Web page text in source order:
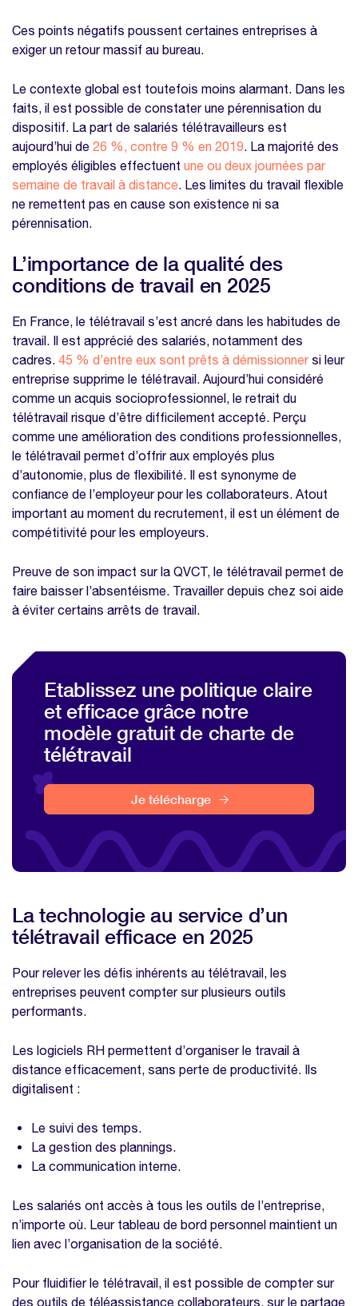
Modèle feuille de temps Excel
Ces points négatifs poussent certaines entreprises à
exiger un retour massif au bureau.
Le contexte global est toutefois moins alarmant. Dans les
faits, il est possible de constater une pérennisation du
dispositif. La part de salariés télétravailleurs est
aujourd’hui de 26 %, contre 9 % en 2019. La majorité des
employés éligibles effectuent une ou deux journées par
semaine de travail à distance. Les limites du travail flexible
ne remettent pas en cause son existence ni sa
pérennisation.
L’importance de la qualité des
conditions de travail en 2025
En France, le télétravail s’est ancré dans les habitudes de
travail. Il est apprécié des salariés, notamment des
cadres. 45 % d’entre eux sont prêts à démissionnersi leur
entreprise supprime le télétravail. Aujourd’hui considéré
comme un acquis socioprofessionnel, le retrait du
télétravail risque d’être difficilement accepté. Perçu
comme une amélioration des conditions professionnelles,
le télétravail permet d’offrir aux employés plus
d’autonomie, plus de flexibilité. Il est synonyme de
confiance de l’employeur pour les collaborateurs. Atout
important au moment du recrutement, il est un élément de
compétitivité pour les employeurs.
Preuve de son impact sur la QVCT, le télétravail permet de
faire baisser l’absentéisme. Travailler depuis chez soi aide
à éviter certains arrêts de travail.
Etablissez une politique claire
et efficace grâce notre
modèle gratuit de charte de
télétravail
Je télécharge
La technologie au service d’un
télétravail efficace en 2025
Pour relever les défis inhérents au télétravail, les
entreprises peuvent compter sur plusieurs outils
performants.
Les logiciels RH permettent d’organiser le travail à
distance efficacement, sans perte de productivité. Ils
digitalisent :
Le suivi des temps.
La gestion des plannings.
La communication interne.
Les salariés ont accès à tous les outils de l’entreprise,
n’importe où. Leur tableau de bord personnel maintient un
lien avec l’organisation de la société.
Pour fluidifier le télétravail, il est possible de compter sur
des outils de téléassistance collaborateurs, sur le partage